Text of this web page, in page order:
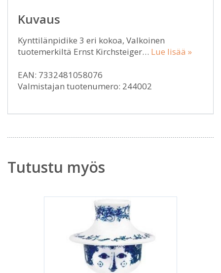
Kuvaus
Kynttilänpidike 3 eri kokoa, Valkoinen
tuotemerkiltä Ernst Kirchsteiger… Lue lisää »
EAN: 7332481058076
Valmistajan tuotenumero: 244002
Tutustu myös